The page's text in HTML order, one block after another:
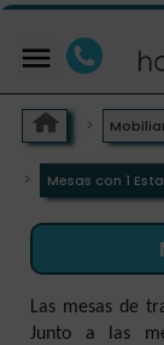

Mesas con 1
Las mesas de
Junto a las